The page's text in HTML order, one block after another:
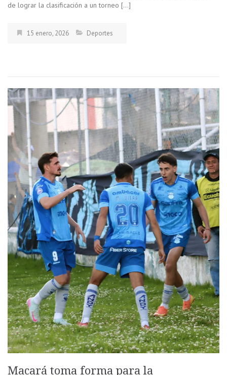
de lograr la clasificación a un torneo […]
15 enero, 2026 Deportes
Macará toma forma para la